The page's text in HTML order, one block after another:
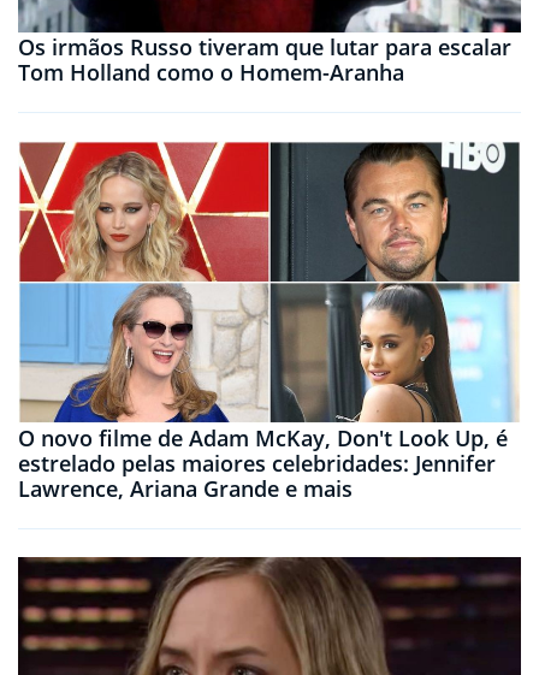
Os irmãos Russo tiveram que lutar para escalar
Tom Holland como o Homem-Aranha
O novo filme de Adam McKay, Don't Look Up, é
estrelado pelas maiores celebridades: Jennifer
Lawrence, Ariana Grande e mais